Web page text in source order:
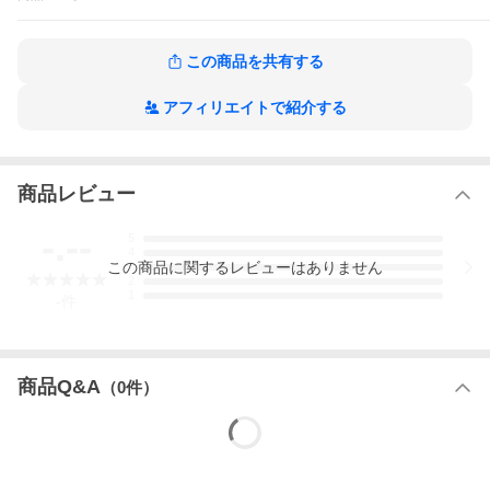
この商品を共有する
アフィリエイトで紹介する
商品レビュー
3
この商品に関するレビューはありません
商品Q&A （0件）